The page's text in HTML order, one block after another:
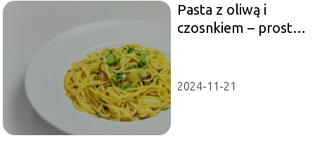
Pasta z oliwą i
czosnkiem – prosta i
2024-11-21